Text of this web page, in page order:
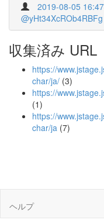
2019-08-05
@yHt34XcROb4RBFg
収集済み URL
https://
char/ja/ (3)
https://
(1)
https://
char/ja (7)
ヘルプ